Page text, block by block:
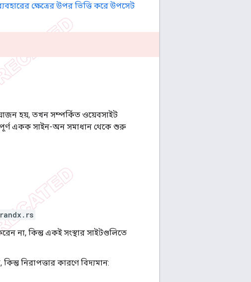
ক্ষেত্রের উপর ভিত্তি করে উপসেট
হয়, তখন সম্পর্কিত ওয়েবসাইট
একক সাইন-অন সমাধান থেকে শুরু
না, কিন্তু একই সংস্থার সাইটগুলিতে
নিরাপত্তার কারণে বিদ্যমান: